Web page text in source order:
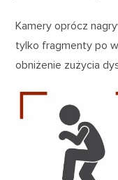
Kamery oprócz
tylko fragmenty po
obniżenie zużycia